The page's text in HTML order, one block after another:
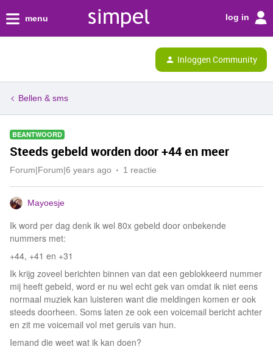
menu log in
Inloggen Community
Bellen & sms
BEANTWOORD
Steeds gebeld worden door +44 en meer
Forum|Forum|6 years ago 1 reactie
Mayoesje
Ik word per dag denk ik wel 80x gebeld door onbekende
nummers met:
+44, +41 en +31
Ik krijg zoveel berichten binnen van dat een geblokkeerd nummer
mij heeft gebeld, word er nu wel echt gek van omdat ik niet eens
normaal muziek kan luisteren want die meldingen komen er ook
steeds doorheen. Soms laten ze ook een voicemail bericht achter
en zit me voicemail vol met geruis van hun.
Iemand die weet wat ik kan doen?